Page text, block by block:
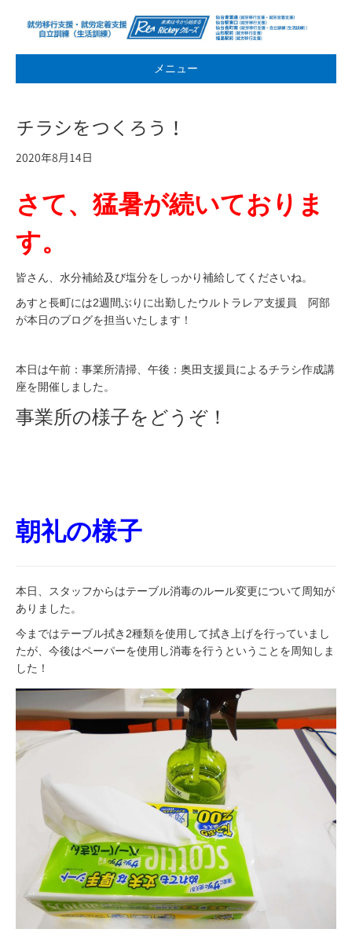
メニュー
チラシをつくろう！
2020年8月14日
さて、猛暑が続いておりま
す。
皆さん、水分補給及び塩分をしっかり補給してくださいね。
あすと長町には2週間ぶりに出勤したウルトラレア支援員 阿部
が本日のブログを担当いたします！
本日は午前：事業所清掃、午後：奥田支援員によるチラシ作成講
座を開催しました。
事業所の様子をどうぞ！
朝礼の様子
本日、スタッフからはテーブル消毒のルール変更について周知が
ありました。
今まではテーブル拭き2種類を使用して拭き上げを行っていまし
たが、今後はペーパーを使用し消毒を行うということを周知しま
した！